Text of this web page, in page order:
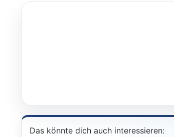
Das könnte dich auch interessieren: